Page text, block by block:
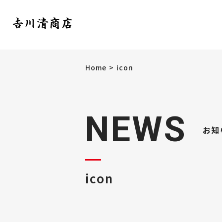
Home icon
NEWS お知
icon